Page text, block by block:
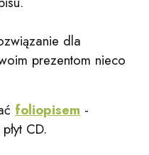
dla
prezentom nieco
foliopisem -
CD.